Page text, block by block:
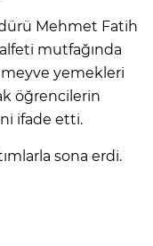
Mehmet Fatih
mutfağında
yemekleri
öğrencilerin
ifade etti.
sona erdi.